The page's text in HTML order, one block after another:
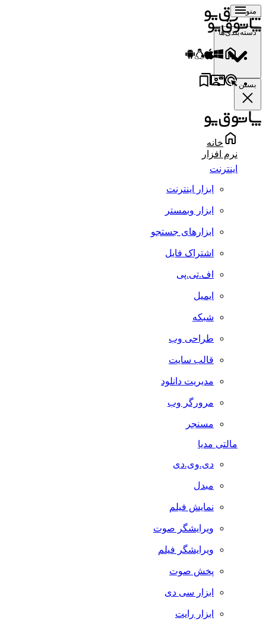
منو
دسته‌بندی‌ها
بستن
خانه
نرم افزار
اینترنت
ابزار اینترنت
ابزار وبمستر
ابزارهای جستجو
اشتراک فایل
اف.تی.پی
ایمیل
شبکه
طراحی وب
قالب سایت
مدیریت دانلود
مرورگر وب
مسنجر
مالتی مدیا
دی.وی.دی
مبدل
نمایش فیلم
ویرایشگر صوت
ویرایشگر فیلم
پخش صوت
ابزار سی دی
ابزار رایت